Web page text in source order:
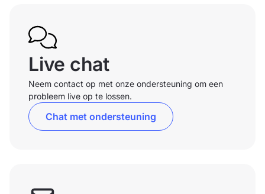
Live chat
Neem contact op met onze ondersteuning om een
probleem live op te lossen.
Chat met ondersteuning